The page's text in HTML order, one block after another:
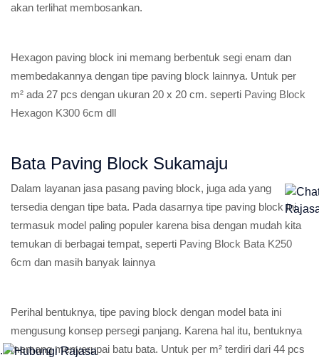
akan terlihat membosankan.
Hexagon paving block ini memang berbentuk segi enam dan
membedakannya dengan tipe paving block lainnya. Untuk per
m² ada 27 pcs dengan ukuran 20 x 20 cm. seperti Paving Block
Hexagon K300 6cm dll
Bata Paving Block Sukamaju
Dalam layanan jasa pasang paving block, juga ada yang
tersedia dengan tipe bata. Pada dasarnya tipe paving block ini
termasuk model paling populer karena bisa dengan mudah kita
temukan di berbagai tempat, seperti Paving Block Bata K250
6cm dan masih banyak lainnya
Perihal bentuknya, tipe paving block dengan model bata ini
mengusung konsep persegi panjang. Karena hal itu, bentuknya
memang menyerupai batu bata. Untuk per m² terdiri dari 44 pcs
.